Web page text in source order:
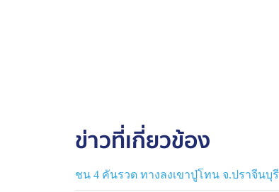
ข่าวที่เกี่ยวข้อง
ชน 4 คันรวด ทางลงเขาปู่โทน จ.ปราจีนบุรี